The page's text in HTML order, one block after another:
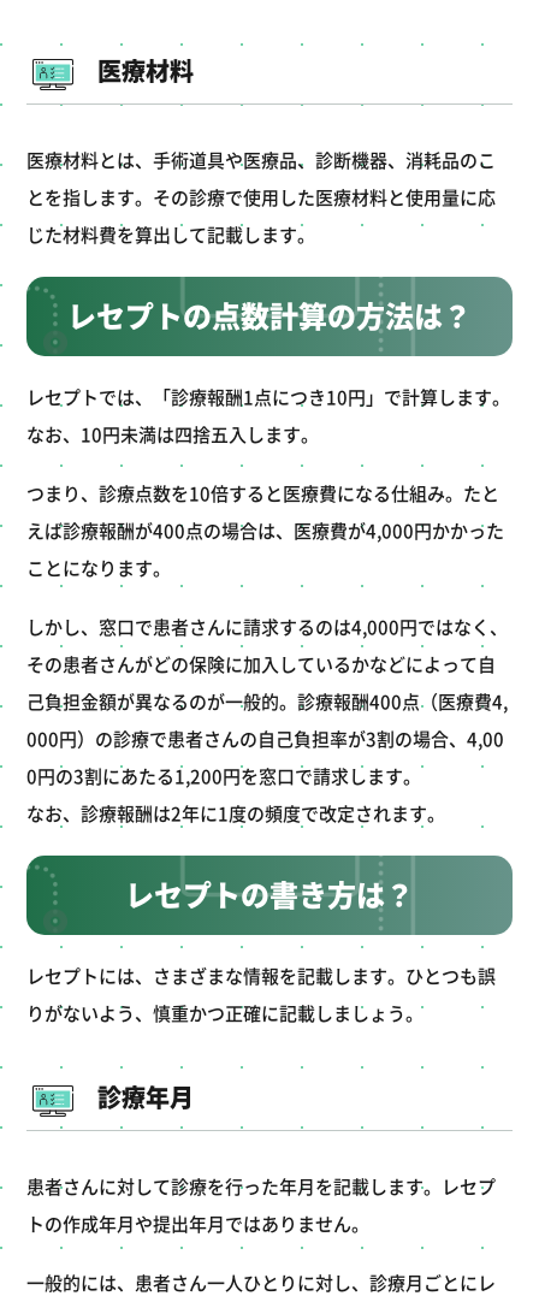
医療材料
医療材料とは、手術道具や医療品、診断機器、消耗品のこ
とを指します。その診療で使用した医療材料と使用量に応
じた材料費を算出して記載します。
レセプトの点数計算の方法は？
レセプトでは、「診療報酬1点につき10円」で計算します。
なお、10円未満は四捨五入します。
つまり、診療点数を10倍すると医療費になる仕組み。たと
えば診療報酬が400点の場合は、医療費が4,000円かかった
ことになります。
しかし、窓口で患者さんに請求するのは4,000円ではなく、
その患者さんがどの保険に加入しているかなどによって自
己負担金額が異なるのが一般的。診療報酬400点（医療費4,
000円）の診療で患者さんの自己負担率が3割の場合、4,00
0円の3割にあたる1,200円を窓口で請求します。
なお、診療報酬は2年に1度の頻度で改定されます。
レセプトの書き方は？
レセプトには、さまざまな情報を記載します。ひとつも誤
りがないよう、慎重かつ正確に記載しましょう。
診療年月
患者さんに対して診療を行った年月を記載します。レセプ
トの作成年月や提出年月ではありません。
一般的には、患者さん一人ひとりに対し、診療月ごとにレ